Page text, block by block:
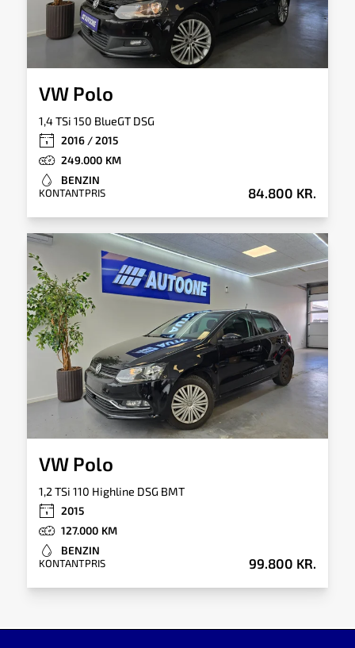
VW Polo
1,4 TSi 150 BlueGT DSG
84.800 KR.
KONTANTPRIS
2016 / 2015
249.000
BENZIN
VW Polo
1,2 TSi 110 Highline DSG BMT
99.800 KR.
KONTANTPRIS
2015
127.000
BENZIN